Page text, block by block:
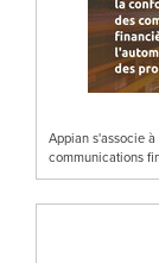
Appian s'associe
communications